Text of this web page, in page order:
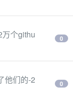
个githu
0
他们的-2
0